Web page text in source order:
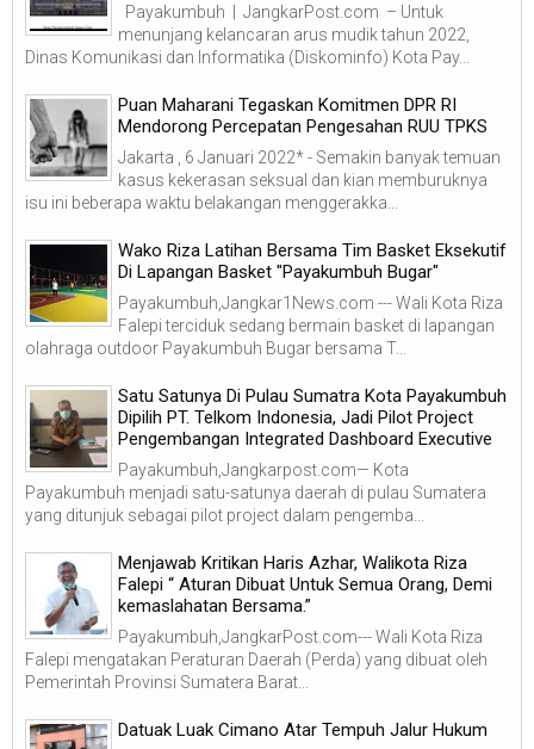
Payakumbuh | JangkarPost.com – Untuk
menunjang kelancaran arus mudik tahun 2022,
Dinas Komunikasi dan Informatika (Diskominfo) Kota Pay...
Puan Maharani Tegaskan Komitmen DPR RI
Mendorong Percepatan Pengesahan RUU TPKS
Jakarta , 6 Januari 2022* - Semakin banyak temuan
kasus kekerasan seksual dan kian memburuknya
isu ini beberapa waktu belakangan menggerakka...
Wako Riza Latihan Bersama Tim Basket Eksekutif
Di Lapangan Basket "Payakumbuh Bugar"
Payakumbuh,Jangkar1News.com --- Wali Kota Riza
Falepi terciduk sedang bermain basket di lapangan
olahraga outdoor Payakumbuh Bugar bersama T...
Satu Satunya Di Pulau Sumatra Kota Payakumbuh
Dipilih PT. Telkom Indonesia, Jadi Pilot Project
Pengembangan Integrated Dashboard Executive
Payakumbuh,Jangkarpost.com— Kota
Payakumbuh menjadi satu-satunya daerah di pulau Sumatera
yang ditunjuk sebagai pilot project dalam pengemba...
Menjawab Kritikan Haris Azhar, Walikota Riza
Falepi “ Aturan Dibuat Untuk Semua Orang, Demi
kemaslahatan Bersama.”
Payakumbuh,JangkarPost.com--- Wali Kota Riza
Falepi mengatakan Peraturan Daerah (Perda) yang dibuat oleh
Pemerintah Provinsi Sumatera Barat...
Datuak Luak Cimano Atar Tempuh Jalur Hukum